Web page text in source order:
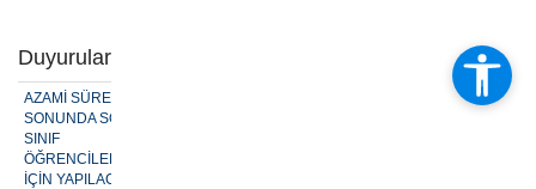
Duyurular
AZAMİ SÜRE
SONUNDA SON
SINIF
ÖĞRENCİLERİ
İÇİN YAPILACAK